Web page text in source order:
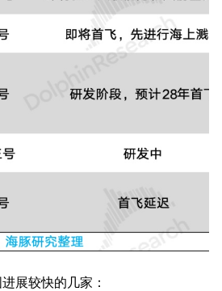
展较快的几家：